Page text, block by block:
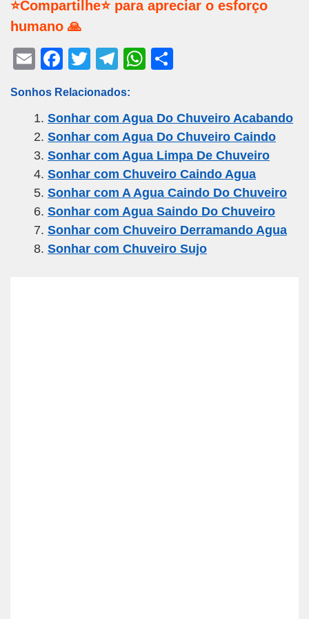
⭐Compartilhe⭐ para apreciar o esforço
humano 🙏
E
ail
F
a
c
e
b
o
o
k
T
tt
er
T
e
gr
a
m
W
s
A
p
p
e
Sonhos Relacionados:
Sonhar com Agua Do Chuveiro Acabando
Sonhar com Agua Do Chuveiro Caindo
Sonhar com Agua Limpa De Chuveiro
Sonhar com Chuveiro Caindo Agua
Sonhar com A Agua Caindo Do Chuveiro
Sonhar com Agua Saindo Do Chuveiro
Sonhar com Chuveiro Derramando Agua
Sonhar com Chuveiro Sujo